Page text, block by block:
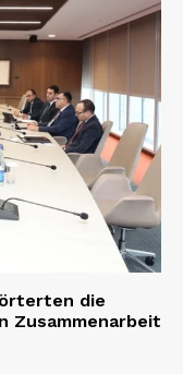
die
Zusammenarbeit